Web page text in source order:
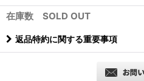
在庫数 SOLD OUT
返品特約に関する重要事項